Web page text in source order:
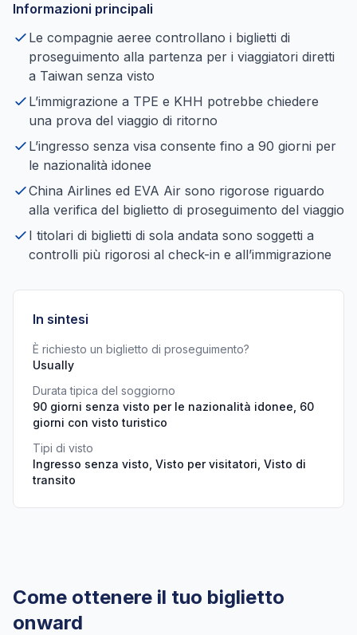
Informazioni principali
Le compagnie aeree controllano i biglietti di
proseguimento alla partenza per i viaggiatori diretti
a Taiwan senza visto
L’immigrazione a TPE e KHH potrebbe chiedere
una prova del viaggio di ritorno
L’ingresso senza visa consente fino a 90 giorni per
le nazionalità idonee
China Airlines ed EVA Air sono rigorose riguardo
alla verifica del biglietto di proseguimento del viaggio
I titolari di biglietti di sola andata sono soggetti a
controlli più rigorosi al check-in e all’immigrazione
In sintesi
È richiesto un biglietto di proseguimento?
Usually
Durata tipica del soggiorno
90 giorni senza visto per le nazionalità idonee, 60
giorni con visto turistico
Tipi di visto
Ingresso senza visto, Visto per visitatori, Visto di
transito
Come ottenere il tuo biglietto
onward